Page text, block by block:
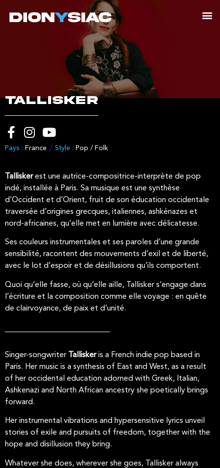
TALLISKER
Pays : France Style : Pop / Folk
Talliskerest une autrice-compositrice-interprète de pop
indé, installée à Paris. Sa musique est une synthèse
d’Occident et d’Orient, fruit de son éducation occidentale
traversée d’origines grecques, italiennes, ashkénazes et
nord-africaines, qu’elle met en lumière avec délicatesse.
Ses couleurs instrumentales et ses paroles d’une grande
sensibilité, racontent des mouvements d’exil et de liberté,
avec le lot d’espoir et de désillusions qu’ils comportent.
Quoi qu’elle fasse, où qu’elle aille, Tallisker s’engage dans
l’écriture et la composition comme elle voyage : en quête
de clairvoyance, de paix et d’unité.
Singer-songwriter Talliskeris a French indie pop based in
Paris. Her music is a synthesis of East and West, as a result
of her occidental education adorned with Greek, Italian,
Ashkenazi and North African ancestry she poetically brings
forward.
Her instrumental vibrations and hypersensitive lyrics unveil
stories of exile and pursuits of freedom, together with the
hope and disillusion they bring.
Whatever she does, wherever she goes, Tallisker always